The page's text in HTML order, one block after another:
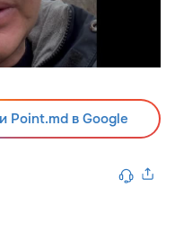
Point.md в Google